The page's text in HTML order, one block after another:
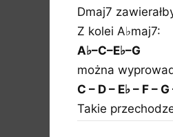
Dmaj7
Z kolei A♭maj7:
A♭–C–E♭–G
można
C – D – E♭ – F –
Takie